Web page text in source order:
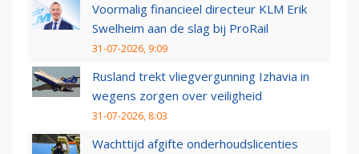
Voormalig financieel directeur KLM Erik
Swelheim aan de slag bij ProRail
31-07-2026, 9:09
Rusland trekt vliegvergunning Izhavia in
wegens zorgen over veiligheid
31-07-2026, 8:03
Wachttijd afgifte onderhoudslicenties